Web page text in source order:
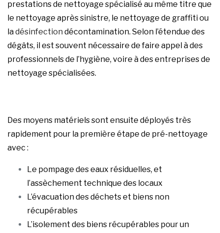
prestations de nettoyage spécialisé au même titre que
le nettoyage après sinistre, le nettoyage de graffiti ou
ladésinfection décontamination. Selon l’étendue des
dégâts, il est souvent nécessaire de faire appel à des
professionnels de l’hygiène, voire à des entreprises de
nettoyage spécialisées.
Des moyens matériels sont ensuite déployés très
rapidement pour la première étape de pré-nettoyage
avec :
Le pompage des eaux résiduelles, et
l’assèchement technique des locaux
L’évacuation des déchets et biens non
récupérables
L’isolement des biens récupérables pour un